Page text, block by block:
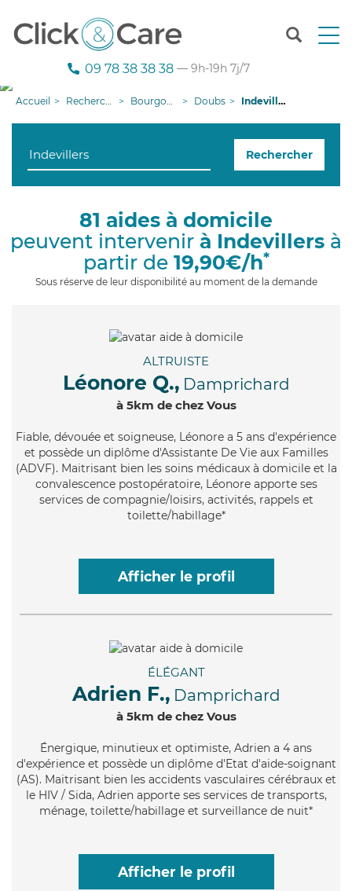
T
n
g
i
09 78 38 38 38 — 9h-19h 7j/7
Accueil Recherche aide à domicile Bourgogne-Franche-Comté Doubs Indevillers
Rechercher
81 aides à domicile
peuvent intervenir à Indevillers à
partir de 19,90€/h*
Sous réserve de leur disponibilité au moment de la demande
ALTRUISTE
Léonore Q., Damprichard
à 5km de chez Vous
Fiable, dévouée et soigneuse, Léonore a 5 ans d'expérience
et possède un diplôme d'Assistante De Vie aux Familles
(ADVF). Maitrisant bien les soins médicaux à domicile et la
convalescence postopératoire, Léonore apporte ses
services de compagnie/loisirs, activités, rappels et
toilette/habillage*
Afficher le profil
ÉLÉGANT
Adrien F., Damprichard
à 5km de chez Vous
Énergique, minutieux et optimiste, Adrien a 4 ans
d'expérience et possède un diplôme d'Etat d'aide-soignant
(AS). Maitrisant bien les accidents vasculaires cérébraux et
le HIV / Sida, Adrien apporte ses services de transports,
ménage, toilette/habillage et surveillance de nuit*
Afficher le profil